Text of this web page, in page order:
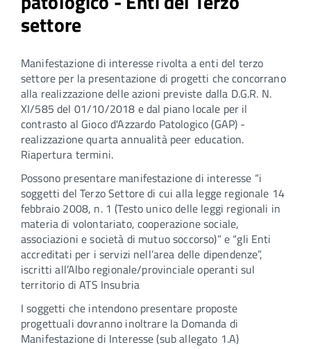
settore
Manifestazione di interesse rivolta a enti del terzo
settore per la presentazione di progetti che concorrano
alla realizzazione delle azioni previste dalla D.G.R. N.
XI/585 del 01/10/2018 e dal piano locale per il
contrasto al Gioco d'Azzardo Patologico (GAP) -
realizzazione quarta annualità peer education.
Riapertura termini.
Possono presentare manifestazione di interesse “i
soggetti del Terzo Settore di cui alla legge regionale 14
febbraio 2008, n. 1 (Testo unico delle leggi regionali in
materia di volontariato, cooperazione sociale,
associazioni e società di mutuo soccorso)” e “gli Enti
accreditati per i servizi nell’area delle dipendenze”,
iscritti all’Albo regionale/provinciale operanti sul
territorio di ATS Insubria
I soggetti che intendono presentare proposte
progettuali dovranno inoltrare la Domanda di
Manifestazione di Interesse (sub allegato 1.A)